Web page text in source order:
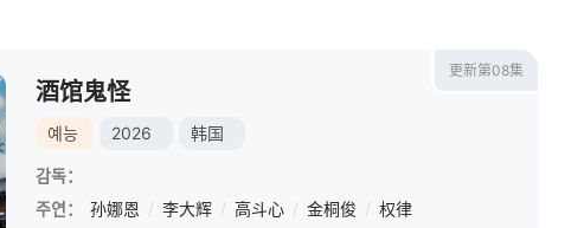
更新第08集
酒馆鬼怪
예능 2026 韩国
감독：
주연：
孙娜恩 / 李大辉 / 高斗心 / 金桐俊 / 权律